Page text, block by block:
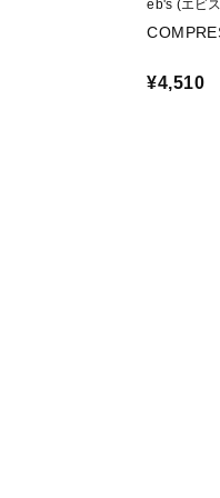
eb's (エビ
¥4,510